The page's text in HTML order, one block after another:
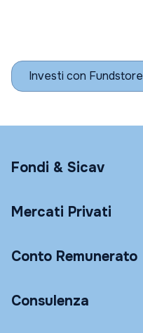
Investi con Fundstore
Fondi & Sicav
Mercati Privati
Conto Remunerato
Consulenza